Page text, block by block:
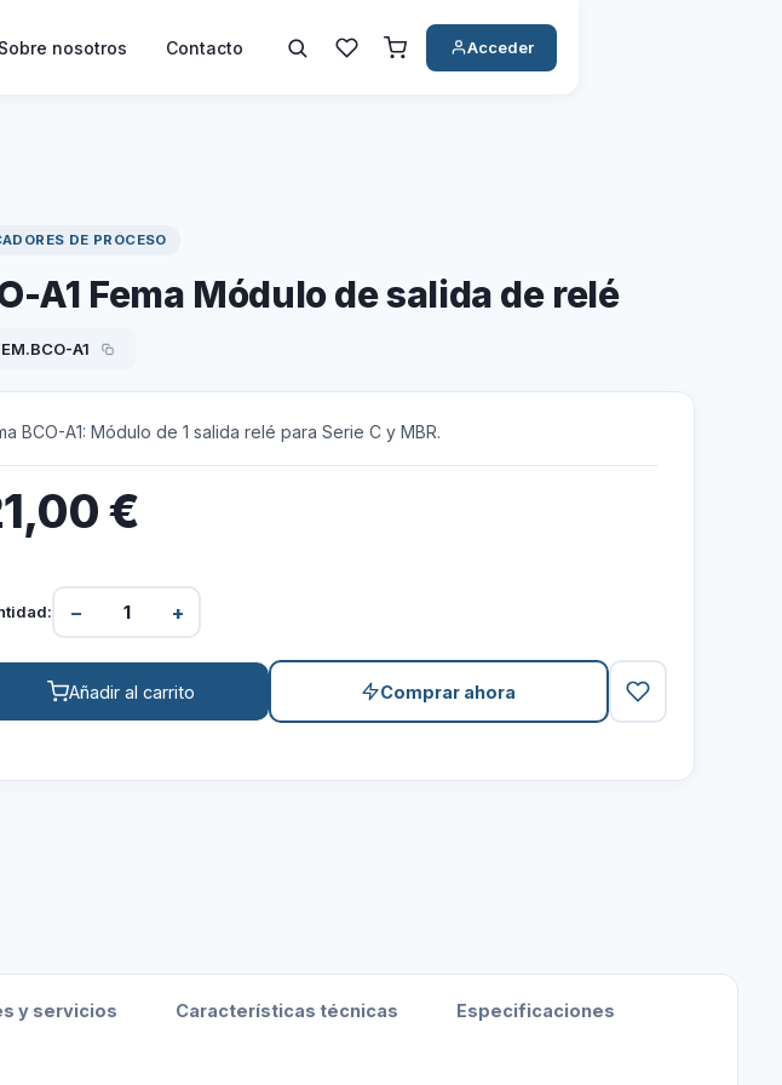
Sobre nosotros Contacto Acceder
DE PROCESO
A1 Fema Módulo de salida de relé
A1
BCO-A1: Módulo de 1 salida relé para Serie C y MBR.
€
− +
Añadir al carrito Comprar ahora
y servicios Características técnicas Especificaciones